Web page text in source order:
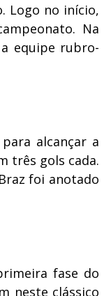
Logo no início,
Na
equipe rubro-
alcançar a
três gols cada.
foi anotado
fase do
neste clássico